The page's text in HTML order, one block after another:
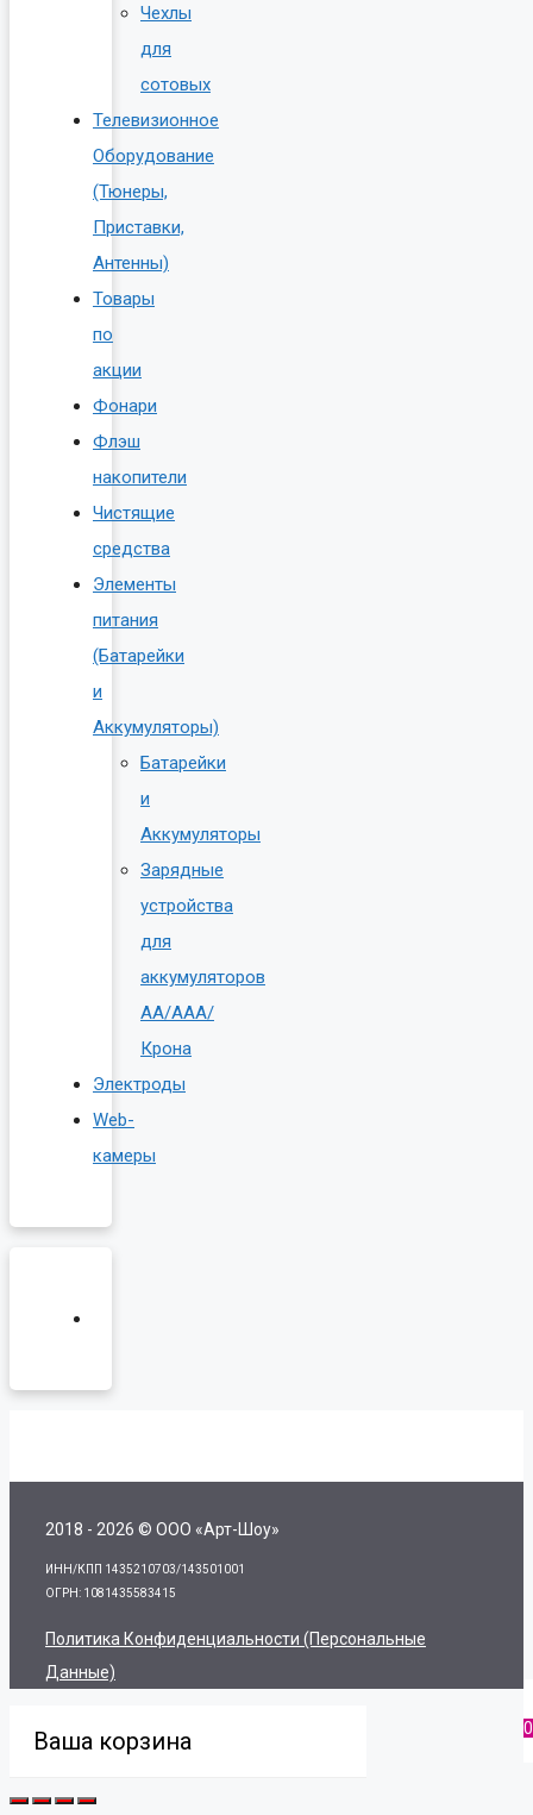
Чехлы
для
сотовых
Телевизионное
Оборудование
(Тюнеры,
Приставки,
Антенны)
Товары
по
акции
Фонари
Флэш
накопители
Чистящие
средства
Элементы
питания
(Батарейки
и
Аккумуляторы)
Батарейки
и
Аккумуляторы
Зарядные
устройства
для
аккумуляторов
AA/AAA/
Крона
Электроды
Web-
камеры
2018 - 2026 © ООО «Арт-Шоу»
ИНН/КПП 1435210703/143501001
ОГРН: 1081435583415
Политика Конфиденциальности (персональные
Данные)
0
Ваша корзина